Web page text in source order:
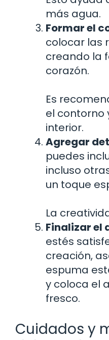
más agua.
Formar el
colocar las
creando la
corazón.
Es
el contorno
interior.
Agregar
puedes
incluso
un toque
La
Finalizar el
estés
creación,
espuma
y coloca el
fresco.
Cuidados y